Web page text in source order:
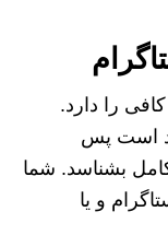
را دارد.
است پس
کامل بشناسد. شما
و یا